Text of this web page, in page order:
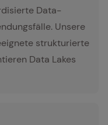
Data-
Unsere
strukturierte
Data Lakes